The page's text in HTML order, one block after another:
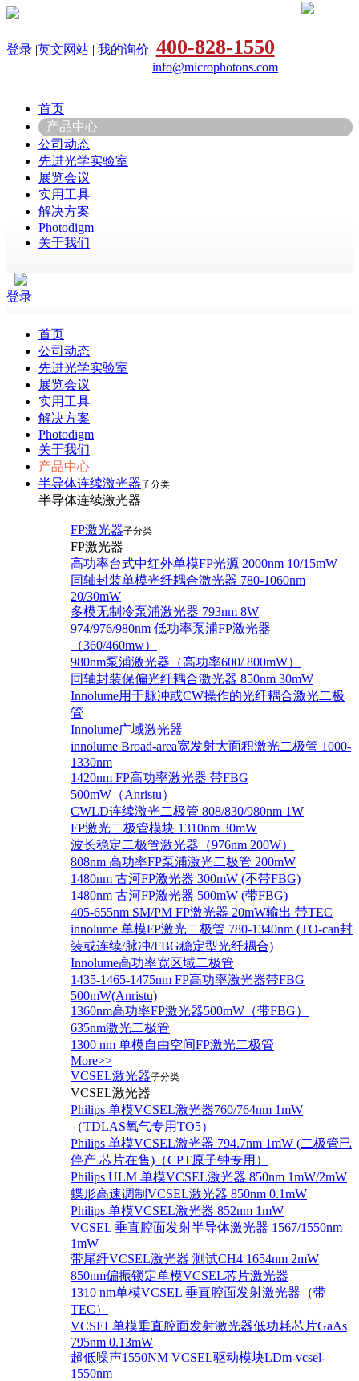
登录 |英文网站 | 我的询价 400-828-1550
info@microphotons.com
首页
产品中心
公司动态
先进光学实验室
展览会议
实用工具
解决方案
Photodigm
关于我们
登录
首页
公司动态
先进光学实验室
展览会议
实用工具
解决方案
Photodigm
关于我们
产品中心
半导体连续激光器子分类
半导体连续激光器
FP激光器子分类
FP激光器
高功率台式中红外单模FP光源 2000nm 10/15mW
同轴封装单模光纤耦合激光器 780-1060nm
20/30mW
多模无制冷泵浦激光器 793nm 8W
974/976/980nm 低功率泵浦FP激光器
（360/460mw）
980nm泵浦激光器（高功率600/ 800mW）
同轴封装保偏光纤耦合激光器 850nm 30mW
Innolume用于脉冲或CW操作的光纤耦合激光二极
管
Innolume广域激光器
innolume Broad-area宽发射大面积激光二极管 1000-
1330nm
1420nm FP高功率激光器 带FBG
500mW（Anristu）
CWLD连续激光二极管 808/830/980nm 1W
FP激光二极管模块 1310nm 30mW
波长稳定二极管激光器（976nm 200W）
808nm 高功率FP泵浦激光二极管 200mW
1480nm 古河FP激光器 300mW (不带FBG)
1480nm 古河FP激光器 500mW (带FBG)
405-655nm SM/PM FP激光器 20mW输出 带TEC
innolume 单模FP激光二极管 780-1340nm (TO-can封
装或连续/脉冲/FBG稳定型光纤耦合)
Innolume高功率宽区域二极管
1435-1465-1475nm FP高功率激光器带FBG
500mW(Anristu)
1360nm高功率FP激光器500mW（带FBG）
635nm激光二极管
1300 nm 单模自由空间FP激光二极管
More>>
VCSEL激光器子分类
VCSEL激光器
Philips 单模VCSEL激光器760/764nm 1mW
（TDLAS氧气专用TO5）
Philips 单模VCSEL激光器 794.7nm 1mW (二极管已
停产 芯片在售)（CPT原子钟专用）
Philips ULM 单模VCSEL激光器 850nm 1mW/2mW
蝶形高速调制VCSEL激光器 850nm 0.1mW
Philips 单模VCSEL激光器 852nm 1mW
VCSEL 垂直腔面发射半导体激光器 1567/1550nm
1mW
带尾纤VCSEL激光器 测试CH4 1654nm 2mW
850nm偏振锁定单模VCSEL芯片激光器
1310 nm单模VCSEL 垂直腔面发射激光器（带
TEC）
VCSEL单模垂直腔面发射激光器低功耗芯片GaAs
795nm 0.13mW
超低噪声1550NM VCSEL驱动模块LDm-vcsel-
1550nm